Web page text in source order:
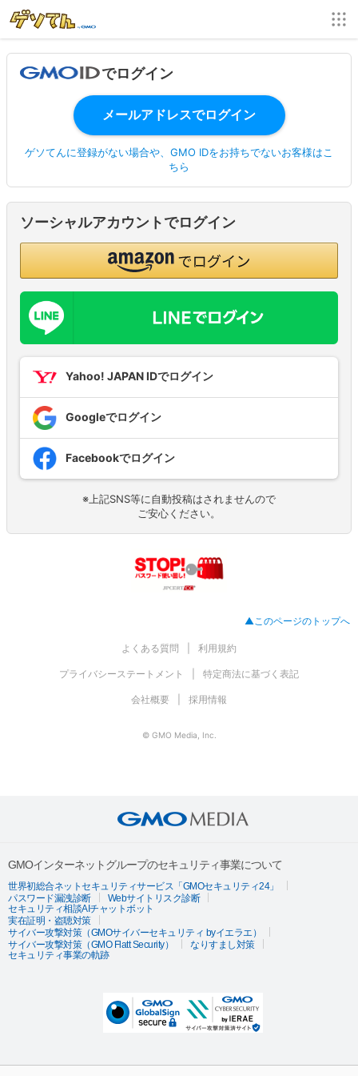
でログイン
ゲソてんに登録がない場合や、GMO IDをお持ちでないお客様はこ
ちら
ソーシャルアカウントでログイン
Yahoo! JAPAN IDでログイン
Googleでログイン
Facebookでログイン
※上記SNS等に自動投稿はされませんので
ご安心ください。
▲このページのトップへ
よくある質問 利用規約
プライバシーステートメント 特定商法に基づく表記
会社概要 採用情報
© GMO Media, Inc.
GMOインターネットグループのセキュリティ事業について
世界初総合ネットセキュリティサービス「GMOセキュリティ24」
パスワード漏洩診断
Webサイトリスク診断
セキュリティ相談AIチャットボット
実在証明・盗聴対策
サイバー攻撃対策（GMOサイバーセキュリティ byイエラエ）
サイバー攻撃対策（GMO Flatt Security）
なりすまし対策
セキュリティ事業の軌跡